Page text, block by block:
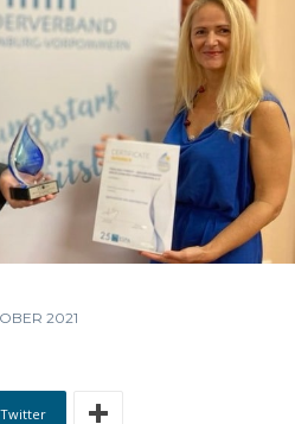
2021
Twitter